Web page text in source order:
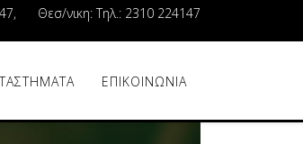
Θεσ/νικη: Τηλ.: 2310 224147
ΕΠΙΚΟΙΝΩΝΙΑ